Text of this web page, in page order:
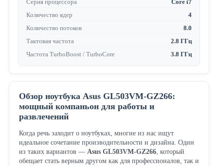
Серия процессора
Core i7
Количество ядер
4
Количество потоков
8.0
Тактовая частота
2.8 ГГц
Частота TurboBoost / TurboCore
3.8 ГГц
Обзор ноутбука Asus GL503VM-GZ266:
мощный компаньон для работы и
развлечений
Когда речь заходит о ноутбуках, многие из нас ищут
идеальное сочетание производительности и дизайна. Один
из таких вариантов — Asus GL503VM-GZ266, который
обещает стать верным другом как для профессионалов, так и